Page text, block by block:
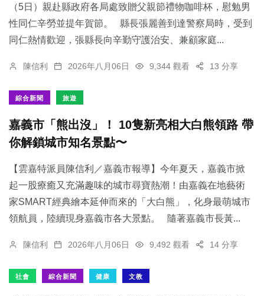
（5日）親赴縣政府各局處致贈父親節禮物咖啡杯，慰勉男
性同仁辛勞並提年賀節。 縣長張麗善到達警察局時，受到
同仁熱情歡迎，張縣長向辛勤守護治安、兼顧家庭...
陳信利 2026年八月06日 9,344 觀看 13 分享
綜合新聞 旅遊
嘉義市「熊出沒」！ 10隻新亮相大白熊領路 帶
你解鎖城市知名景點〜
【雲嘉特派員陳信利／嘉義市報導】今年夏天，嘉義市掀
起一股療癒又充滿趣味的城市尋寶熱潮！由嘉義在地藝術
家SMART經典繪本延伸而來的「大白熊」，化身最萌城市
領航員，陸續現身嘉義市各大景點。 隨著嘉義市長黃...
陳信利 2026年八月06日 9,492 觀看 14 分享
社會 綜合新聞 健康 文教
383+
社會
688+
綜合新聞
202